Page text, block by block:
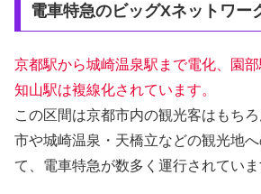
電車特急のビッグXネットワー
京都駅から城崎温泉駅まで電化、園
知山駅は複線化されています。
この区間は京都市内の観光客はもち
市や城崎温泉・天橋立などの観光地
て、電車特急が数多く運行されていま